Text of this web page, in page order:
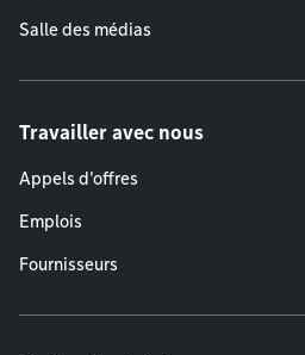
Salle des médias
Travailler avec nous
Appels d'offres
Emplois
Fournisseurs